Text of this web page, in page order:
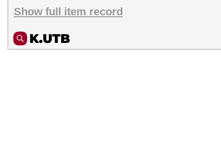
Show full item record